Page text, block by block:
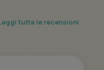
tutte le recensioni